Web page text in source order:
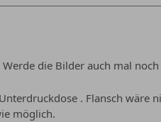
Werde die Bilder auch mal
. Flansch wäre
möglich.